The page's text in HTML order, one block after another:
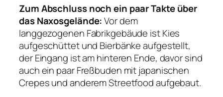
Zum Abschluss noch ein paar Takte über
das Naxosgelände:Vor dem
langgezogenen Fabrikgebäude ist Kies
aufgeschüttet und Bierbänke aufgestellt,
der Eingang ist am hinteren Ende, davor sind
auch ein paar Freßbuden mit japanischen
Crepes und anderem Streetfood aufgebaut.